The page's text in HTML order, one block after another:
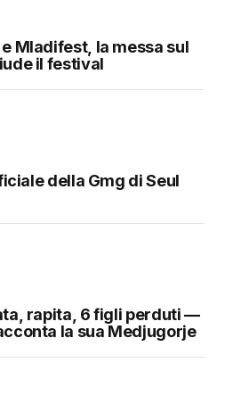
Mladifest, la messa sul
il festival
della Gmg di Seul
rapita, 6 figli perduti —
la sua Medjugorje